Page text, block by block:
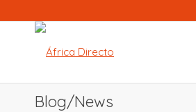
Blog/News